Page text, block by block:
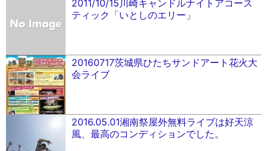
2011/10/15川崎キャンドルナイトアコース
ティック「いとしのエリー」
20160717茨城県ひたちサンドアート花火大
会ライブ
2016.05.01湘南祭屋外無料ライブは好天涼
風、最高のコンディションでした。